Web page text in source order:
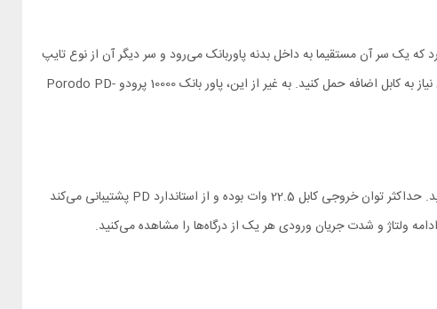
یک سر آن مستقیما به داخل بدنه پاوربانک می‌رود و سر دیگر آن از نوع تایپ
سی است. طول این کابل به حداکثر 58 سانتی‌متر می‌رسد و به شما این امکان را می‌دهد که به سادگی انواع لوازم الکترونیکی را در هر شرایطی بدون نیاز به کابل اضافه حمل کنید. به غیر از این، پاور بانک 10000 پرودو Porodo PD-
همانطور که اشاره کردیم این پاوربانک به یک کابل و یک درگاه مجهز شده و به لطف آن‌ها می‌توانید دو دستگاه الکترونیکی را به صورت همزمان شارژ کنید. حداکثر توان خروجی کابل 22.5 وات بوده و از استاندارد PD پشتیبانی می‌کند